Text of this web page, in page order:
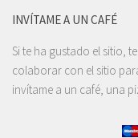
INVÍTAME A UN CAFÉ
Si te ha gustado el sitio,
colaborar con el sitio
invítame a un café, una